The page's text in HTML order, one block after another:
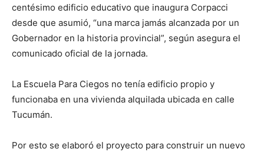
centésimo edificio educativo que inaugura Corpacci
desde que asumió, “una marca jamás alcanzada por un
Gobernador en la historia provincial”, según asegura el
comunicado oficial de la jornada.
La Escuela Para Ciegos no tenía edificio propio y
funcionaba en una vivienda alquilada ubicada en calle
Tucumán.
Por esto se elaboró el proyecto para construir un nuevo